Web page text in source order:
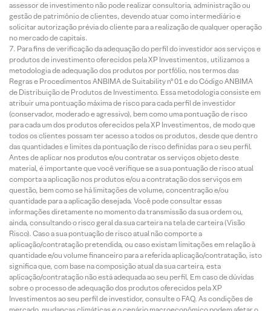
assessor de investimento não pode realizar consultoria, administração ou
gestão de patrimônio de clientes, devendo atuar como intermediário e
solicitar autorização prévia do cliente para a realização de qualquer operação
no mercado de capitais.
Para fins de verificação da adequação do perfil do investidor aos serviços e
produtos de investimento oferecidos pela XP Investimentos, utilizamos a
metodologia de adequação dos produtos por portfólio, nos termos das
Regras e Procedimentos ANBIMA de Suitability nº 01 e do Código ANBIMA
de Distribuição de Produtos de Investimento. Essa metodologia consiste em
atribuir uma pontuação máxima de risco para cada perfil de investidor
(conservador, moderado e agressivo), bem como uma pontuação de risco
para cada um dos produtos oferecidos pela XP Investimentos, de modo que
todos os clientes possam ter acesso a todos os produtos, desde que dentro
das quantidades e limites da pontuação de risco definidas para o seu perfil.
Antes de aplicar nos produtos e/ou contratar os serviços objeto deste
material, é importante que você verifique se a sua pontuação de risco atual
comporta a aplicação nos produtos e/ou a contratação dos serviços em
questão, bem como se há limitações de volume, concentração e/ou
quantidade para a aplicação desejada. Você pode consultar essas
informações diretamente no momento da transmissão da sua ordem ou,
ainda, consultando o risco geral da sua carteira na tela de carteira (Visão
Risco). Caso a sua pontuação de risco atual não comporte a
aplicação/contratação pretendida, ou caso existam limitações em relação à
quantidade e/ou volume financeiro para a referida aplicação/contratação, isto
significa que, com base na composição atual da sua carteira, esta
aplicação/contratação não está adequada ao seu perfil. Em caso de dúvidas
sobre o processo de adequação dos produtos oferecidos pela XP
Investimentos ao seu perfil de investidor, consulte o FAQ. As condições de